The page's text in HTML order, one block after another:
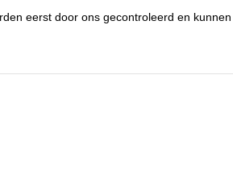
eerst door ons gecontroleerd en